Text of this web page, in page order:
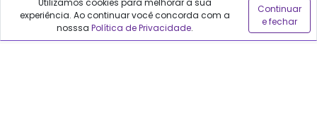
Blog
Utilizamos cookies para melhorar a sua
experiência. Ao continuar você concorda com a
nosssa Política de Privacidade.
Continuar
e fechar